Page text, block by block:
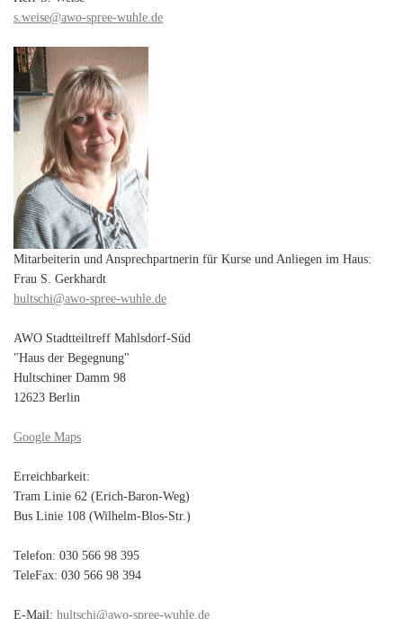
s.weise@awo-spree-wuhle.de
Mitarbeiterin und Ansprechpartnerin für Kurse und Anliegen im Haus:
Frau S. Gerkhardt
hultschi@awo-spree-wuhle.de
AWO Stadtteiltreff Mahlsdorf-Süd
"Haus der Begegnung"
Hultschiner Damm 98
12623 Berlin
Google Maps
Erreichbarkeit:
Tram Linie 62 (Erich-Baron-Weg)
Bus Linie 108 (Wilhelm-Blos-Str.)
Telefon: 030 566 98 395
TeleFax: 030 566 98 394
E-Mail: hultschi@awo-spree-wuhle.de